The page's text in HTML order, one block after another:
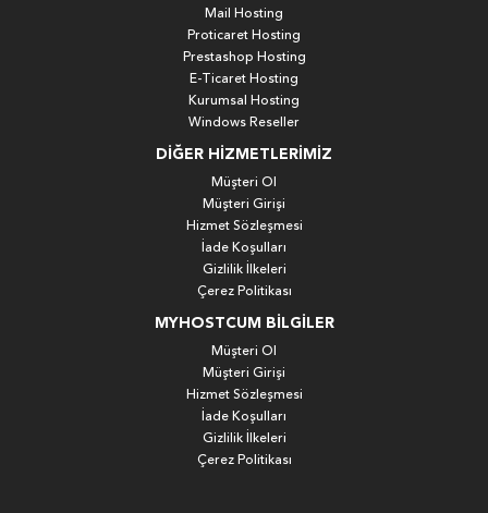
Mail Hosting
Proticaret Hosting
Prestashop Hosting
E-Ticaret Hosting
Kurumsal Hosting
Windows Reseller
DIĞER HIZMETLERIMIZ
Müşteri Ol
Müşteri Girişi
Hizmet Sözleşmesi
İade Koşulları
Gizlilik İlkeleri
Çerez Politikası
MYHOSTCUM BILGILER
Müşteri Ol
Müşteri Girişi
Hizmet Sözleşmesi
İade Koşulları
Gizlilik İlkeleri
Çerez Politikası